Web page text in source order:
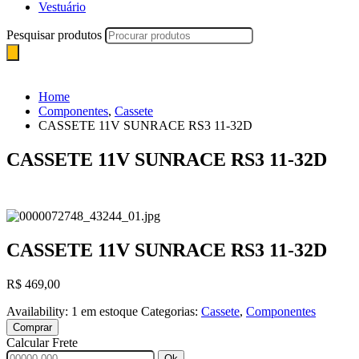
Vestuário
Pesquisar produtos
Home
Componentes, Cassete
CASSETE 11V SUNRACE RS3 11-32D
CASSETE 11V SUNRACE RS3 11-32D
CASSETE 11V SUNRACE RS3 11-32D
R$ 469,00
Availability: 1 em estoque Categorias: Cassete, Componentes
Comprar
Calcular Frete